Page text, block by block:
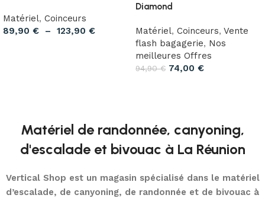
Matériel, Coinceurs
89,90 € – 123,90 €
Diamond
Matériel, Coinceurs, Vente
flash bagagerie, Nos
meilleures Offres
94,90€ 74,00 €
Matériel de randonnée, canyoning,
d'escalade et bivouac à La Réunion
Vertical Shop est un magasin spécialisé dans le matériel
d’escalade, de canyoning, de randonnée et de bivouac à